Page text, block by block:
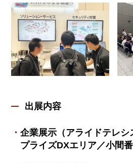
出展内容
企業展示（アライドテレ
プライズDXエリア／小間番